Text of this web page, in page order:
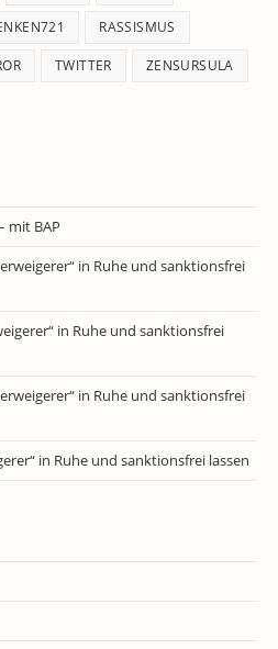
RASSISMUS
TWITTER ZENSURSULA
mit BAP
in Ruhe und sanktionsfrei
in Ruhe und sanktionsfrei
in Ruhe und sanktionsfrei
in Ruhe und sanktionsfrei lassen